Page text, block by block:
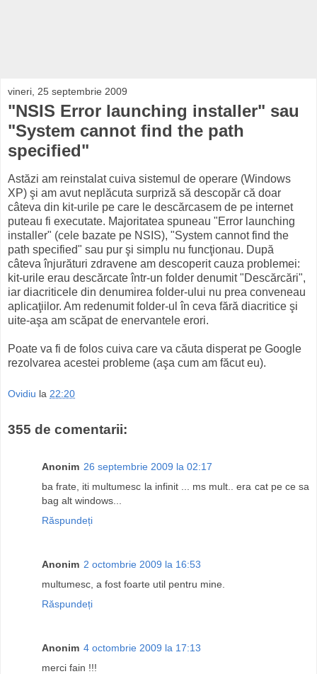
vineri, 25 septembrie 2009
"NSIS Error launching installer" sau
"System cannot find the path
specified"
Astăzi am reinstalat cuiva sistemul de operare (Windows
XP) şi am avut neplăcuta surpriză să descopăr că doar
câteva din kit-urile pe care le descărcasem de pe internet
puteau fi executate. Majoritatea spuneau "Error launching
installer" (cele bazate pe NSIS), "System cannot find the
path specified" sau pur şi simplu nu funcţionau. După
câteva înjurături zdravene am descoperit cauza problemei:
kit-urile erau descărcate într-un folder denumit "Descărcări",
iar diacriticele din denumirea folder-ului nu prea conveneau
aplicaţiilor. Am redenumit folder-ul în ceva fără diacritice şi
uite-aşa am scăpat de enervantele erori.
Poate va fi de folos cuiva care va căuta disperat pe Google
rezolvarea acestei probleme (aşa cum am făcut eu).
Ovidiu la 22:20
355 de comentarii:
Anonim 26 septembrie 2009 la 02:17
ba frate, iti multumesc la infinit ... ms mult.. era cat pe ce sa
bag alt windows...
Răspundeți
Anonim 2 octombrie 2009 la 16:53
multumesc, a fost foarte util pentru mine.
Răspundeți
Anonim 4 octombrie 2009 la 17:13
merci fain !!!